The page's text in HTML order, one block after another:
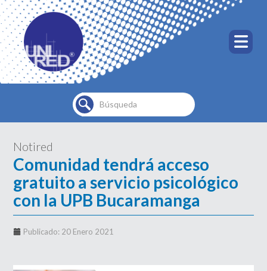
Buscar...
Notired
Comunidad tendrá acceso
gratuito a servicio psicológico
con la UPB Bucaramanga
Publicado: 20 Enero 2021